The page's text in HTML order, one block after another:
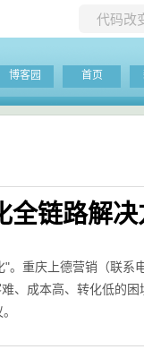
博客园 首页
全链路解
。重庆上德营销（联
、成本高、转化低的